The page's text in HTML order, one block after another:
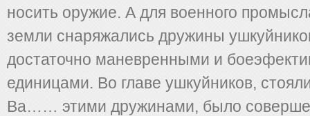
носить оружие. А для военного
земли снаряжались дружины
достаточно маневренными и
единицами. Во главе ушкуйников,
Ва…… этими дружинами, было